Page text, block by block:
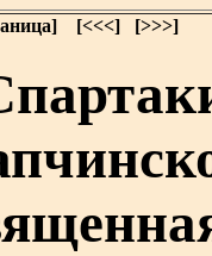
[<<<] [>>>]